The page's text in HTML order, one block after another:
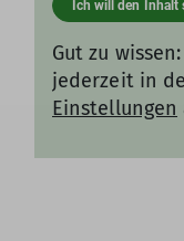
Ich will den Inhalt
Gut zu
jederzeit in
Einstellungen